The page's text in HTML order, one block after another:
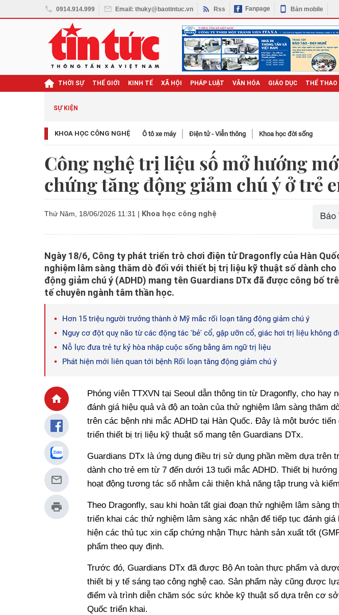
0914.914.999 Email: thuky@baotintuc.vn Rss Fanpage Bản mobile
THỜI SỰ THẾ GIỚI KINH TẾ XÃ HỘI PHÁP LUẬT VĂN HÓA GIÁO DỤC THỂ THAO
SỰ KIỆN
KHOA HỌC CÔNG NGHỆ Ô tô xe máy Điện tử - Viễn thông Khoa học đời sống
Công nghệ trị liệu số mở hướng
chứng tăng động giảm chú ý ở trẻ
Thứ Năm, 18/06/2026 11:31 | Khoa học công nghệ
Ngày 18/6, Công ty phát triển trò chơi điện tử Dragonfly của Hàn
nghiệm lâm sàng thăm dò đối với thiết bị trị liệu kỹ thuật số dành
động giảm chú ý (ADHD) mang tên Guardians DTx đã được công bố
tế chuyên ngành tâm thần học.
Hơn 15 triệu người trưởng thành ở Mỹ mắc rối loạn tăng động giảm chú ý
Nguy cơ đột quỵ não từ các động tác 'bẻ' cổ, gập ưỡn cổ, giác hơi trị liệu không
Nỗ lực đưa trẻ tự kỷ hòa nhập cuộc sống bằng âm ngữ trị liệu
Phát hiện mới liên quan tới bệnh Rối loạn tăng động giảm chú ý
Phóng viên TTXVN tại Seoul dẫn thông tin từ Dragonfly, cho hay
đánh giá hiệu quả và độ an toàn của thử nghiệm lâm sàng thăm
trên các bệnh nhi mắc ADHD tại Hàn Quốc. Đây là một bước tiến
triển thiết bị trị liệu kỹ thuật số mang tên Guardians DTx.
Guardians DTx là ứng dụng điều trị sử dụng phần mềm dựa trên
dành cho trẻ em từ 7 đến dưới 13 tuổi mắc ADHD. Thiết bị
hoạt động tương tác số nhằm cải thiện khả năng tập trung và
Theo Dragonfly, sau khi hoàn tất giai đoạn thử nghiệm lâm sàng
triển khai các thử nghiệm lâm sàng xác nhận để tiếp tục đánh
hiện các thủ tục xin cấp chứng nhận Thực hành sản xuất tốt
phẩm theo quy định.
Trước đó, Guardians DTx đã được Bộ An toàn thực phẩm và
thiết bị y tế sáng tạo công nghệ cao. Sản phẩm này cũng được
điểm và trình diễn chăm sóc sức khỏe kỹ thuật số dựa trên cơ
Quốc triển khai.